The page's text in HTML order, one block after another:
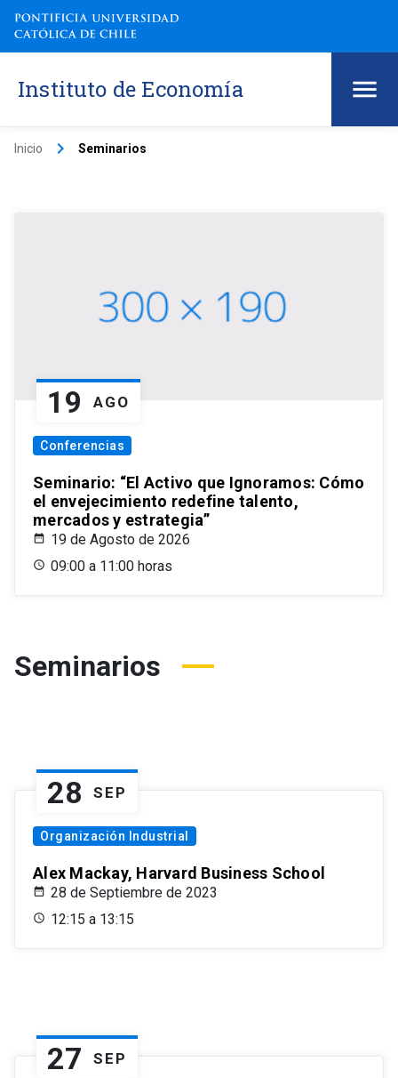
Instituto de Economía
Inicio keyboard_arrow_right Seminarios
19 AGO
Conferencias
Seminario: “El Activo que Ignoramos: Cómo
el envejecimiento redefine talento,
mercados y estrategia”
19 de Agosto de 2026
09:00 a 11:00 horas
Seminarios
28 SEP
Organización Industrial
Alex Mackay, Harvard Business School
28 de Septiembre de 2023
12:15 a 13:15
27 SEP